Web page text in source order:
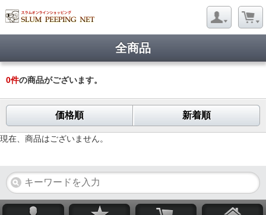
全商品
0件の商品がございます。
価格順 新着順
現在、商品はございません。